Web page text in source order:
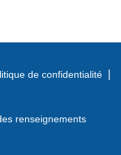
de confidentialité
renseignements